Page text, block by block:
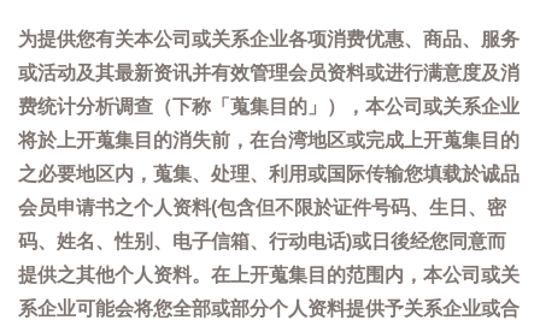
为提供您有关本公司或关系企业各项消费优惠、商品、服务
或活动及其最新资讯并有效管理会员资料或进行满意度及消
费统计分析调查（下称「蒐集目的」），本公司或关系企业
将於上开蒐集目的消失前，在台湾地区或完成上开蒐集目的
之必要地区内，蒐集、处理、利用或国际传输您填载於诚品
会员申请书之个人资料(包含但不限於证件号码、生日、密
码、姓名、性别、电子信箱、行动电话)或日後经您同意而
提供之其他个人资料。在上开蒐集目的范围内，本公司或关
系企业可能会将您全部或部分个人资料提供予关系企业或合